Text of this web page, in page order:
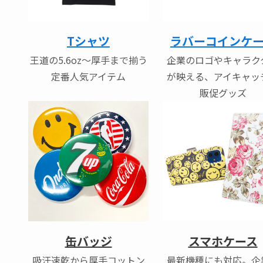
Tシャツ
王道の5.6oz〜厚手まで揃う
定番人気アイテム
ラバーコインケ
企業のロゴやキャラク
が映える、アイキャッ
販促グッズ
缶バッジ
吸汗速乾から厚手コットン
スマホケース
最新機種にも対応。